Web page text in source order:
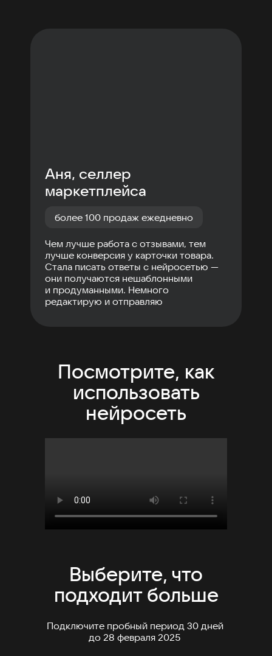
Аня, селлер
маркетплейса
более 100 продаж ежедневно
Чем лучше работа с отзывами, тем
лучше конверсия у карточки товара.
Стала писать ответы с нейросетью —
они получаются нешаблонными
и продуманными. Немного
редактирую и отправляю
Посмотрите, как
использовать
нейросеть
Выберите, что
подходит больше
Подключите пробный период 30 дней
до 28 февраля 2025